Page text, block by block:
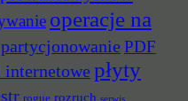
operacje na
partycjonowanie PDF
płyty
rogue rozruch serwis